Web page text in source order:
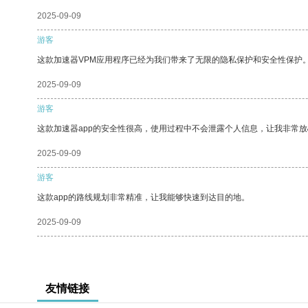
2025-09-09
游客
这款加速器VPM应用程序已经为我们带来了无限的隐私保护和安全性保护
2025-09-09
游客
这款加速器app的安全性很高，使用过程中不会泄露个人信息，让我非常
2025-09-09
游客
这款app的路线规划非常精准，让我能够快速到达目的地。
2025-09-09
友情链接